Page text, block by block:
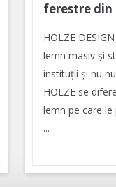
ferestre
HOLZE
lemn masiv și
instituții și nu
HOLZE se
lemn pe care
...